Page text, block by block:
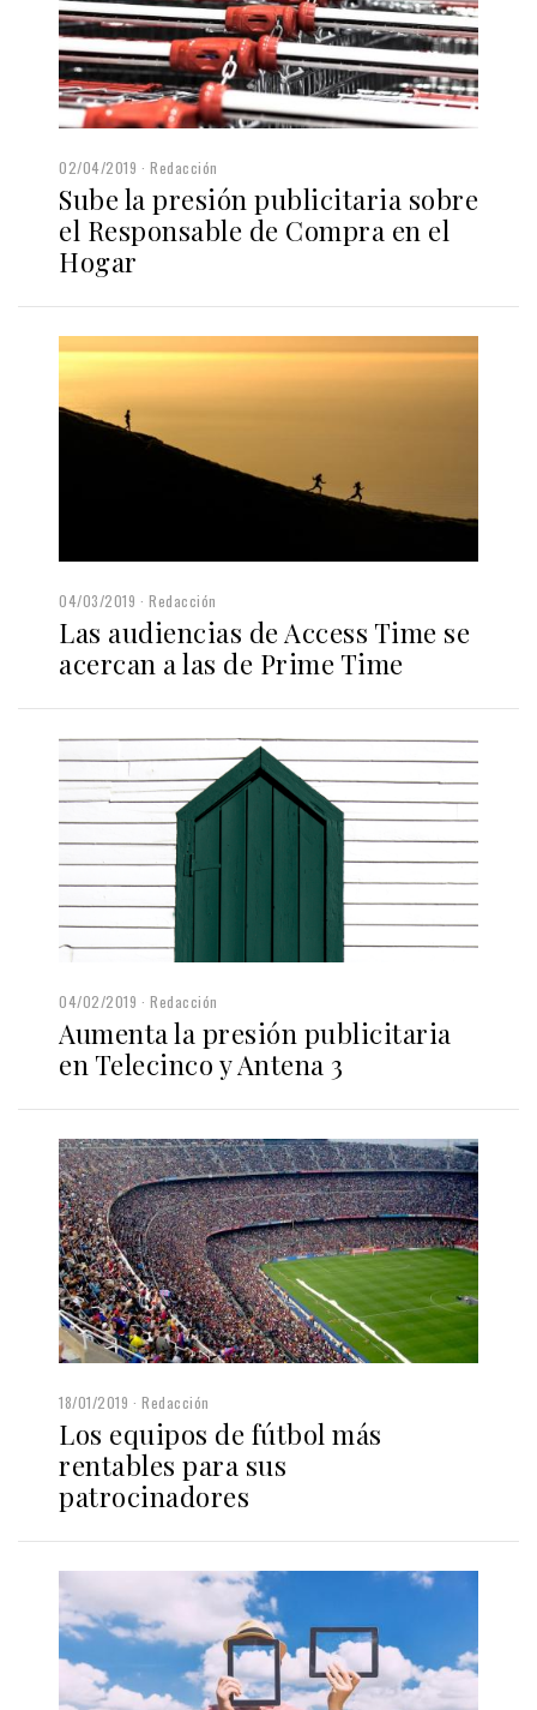
02/04/2019 Redacción
Sube la presión publicitaria sobre
el Responsable de Compra en el
Hogar
04/03/2019 Redacción
Las audiencias de Access Time se
acercan a las de Prime Time
04/02/2019 Redacción
Aumenta la presión publicitaria
en Telecinco y Antena 3
18/01/2019 Redacción
Los equipos de fútbol más
rentables para sus
patrocinadores